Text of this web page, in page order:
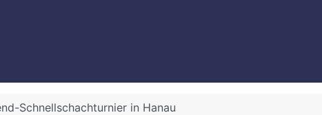
Schnellschachturnier in Hanau